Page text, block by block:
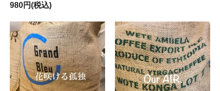
980円(税込)